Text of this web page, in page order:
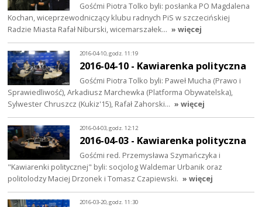
Gośćmi Piotra Tolko byli: posłanka PO Magdalena
Kochan, wiceprzewodniczący klubu radnych PiS w szczecińskiej
Radzie Miasta Rafał Niburski, wicemarszałek… » więcej
2016-04-10, godz. 11:19
2016-04-10 - Kawiarenka polityczna
Gośćmi Piotra Tolko byli: Paweł Mucha (Prawo i
Sprawiedliwość), Arkadiusz Marchewka (Platforma Obywatelska),
Sylwester Chruszcz (Kukiz'15), Rafał Zahorski… » więcej
2016-04-03, godz. 12:12
2016-04-03 - Kawiarenka polityczna
Gośćmi red. Przemysława Szymańczyka i
"Kawiarenki politycznej" byli: socjolog Waldemar Urbanik oraz
politolodzy Maciej Drzonek i Tomasz Czapiewski. » więcej
2016-03-20, godz. 11:30